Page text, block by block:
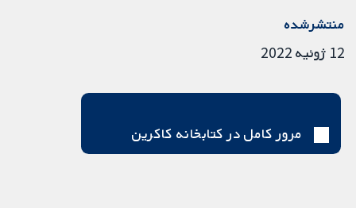
منتشرشده
12 ژوئیه 2022
مرور کامل در کتابخانه کاکرین